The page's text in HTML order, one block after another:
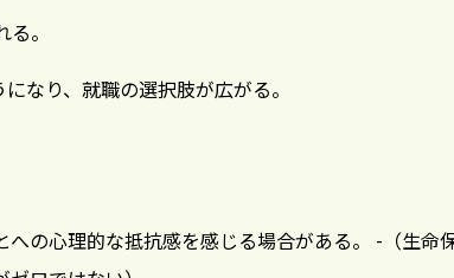
。
なり、就職の選択肢が広がる。
の心理的な抵抗感を感じる場合がある。 -（生命